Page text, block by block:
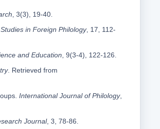
, 3(3), 19-40.
in Foreign Philology, 17, 112-
and Education , 9(3-4), 122-126.
. Retrieved from
International Journalof Philology,
Journal, 3, 78-86.